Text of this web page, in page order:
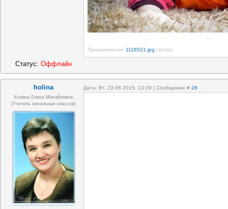
Прикрепления: 1116521.jpg (111.6 Kb)
Статус: Оффлайн
holina Дата: Вт, 23.06.2015, 13:29 | Сообщение # 28
Холина Елена Михайловна
(учитель начальных классов)